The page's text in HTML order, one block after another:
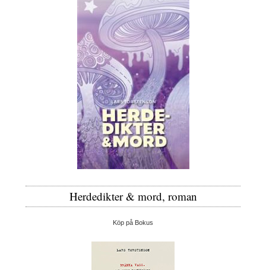
Herdedikter & mord, roman
Köp på Bokus